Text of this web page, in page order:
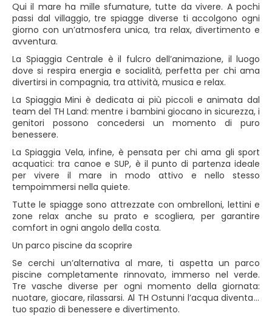
Qui il mare ha mille sfumature, tutte da vivere. A pochi
passi dal villaggio, tre spiagge diverse ti accolgono ogni
giorno con un’atmosfera unica, tra relax, divertimento e
avventura.
La Spiaggia Centrale è il fulcro dell’animazione, il luogo
dove si respira energia e socialità, perfetta per chi ama
divertirsi in compagnia, tra attività, musica e relax.
La Spiaggia Mini è dedicata ai più piccoli e animata dal
team del TH Land: mentre i bambini giocano in sicurezza, i
genitori possono concedersi un momento di puro
benessere.
La Spiaggia Vela, infine, è pensata per chi ama gli sport
acquatici: tra canoe e SUP, è il punto di partenza ideale
per vivere il mare in modo attivo e nello stesso
tempoimmersi nella quiete.
Tutte le spiagge sono attrezzate con ombrelloni, lettini e
zone relax anche su prato e scogliera, per garantire
comfort in ogni angolo della costa.
Un parco piscine da scoprire
Se cerchi un’alternativa al mare, ti aspetta un parco
piscine completamente rinnovato, immerso nel verde.
Tre vasche diverse per ogni momento della giornata:
nuotare, giocare, rilassarsi. Al TH Ostunni l’acqua diventa il
tuo spazio di benessere e divertimento.